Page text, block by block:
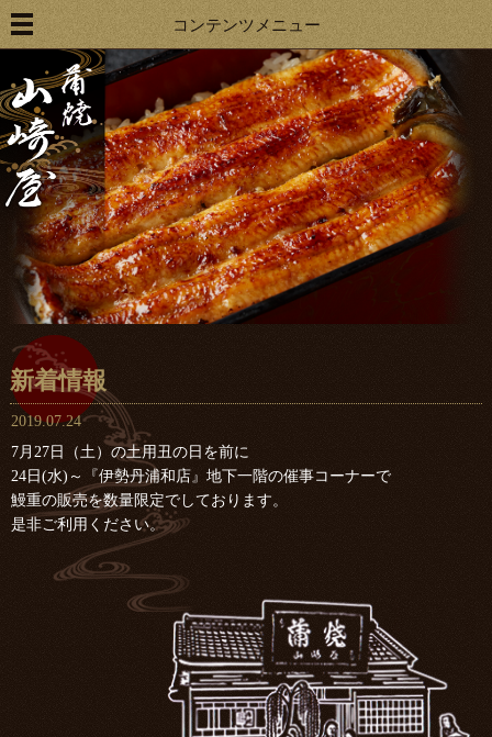
コンテンツメニュー
新着情報
2019.07.24
7月27日（土）の土用丑の日を前に
24日(水)～『伊勢丹浦和店』地下一階の催事コーナーで
鰻重の販売を数量限定でしております。
是非ご利用ください。